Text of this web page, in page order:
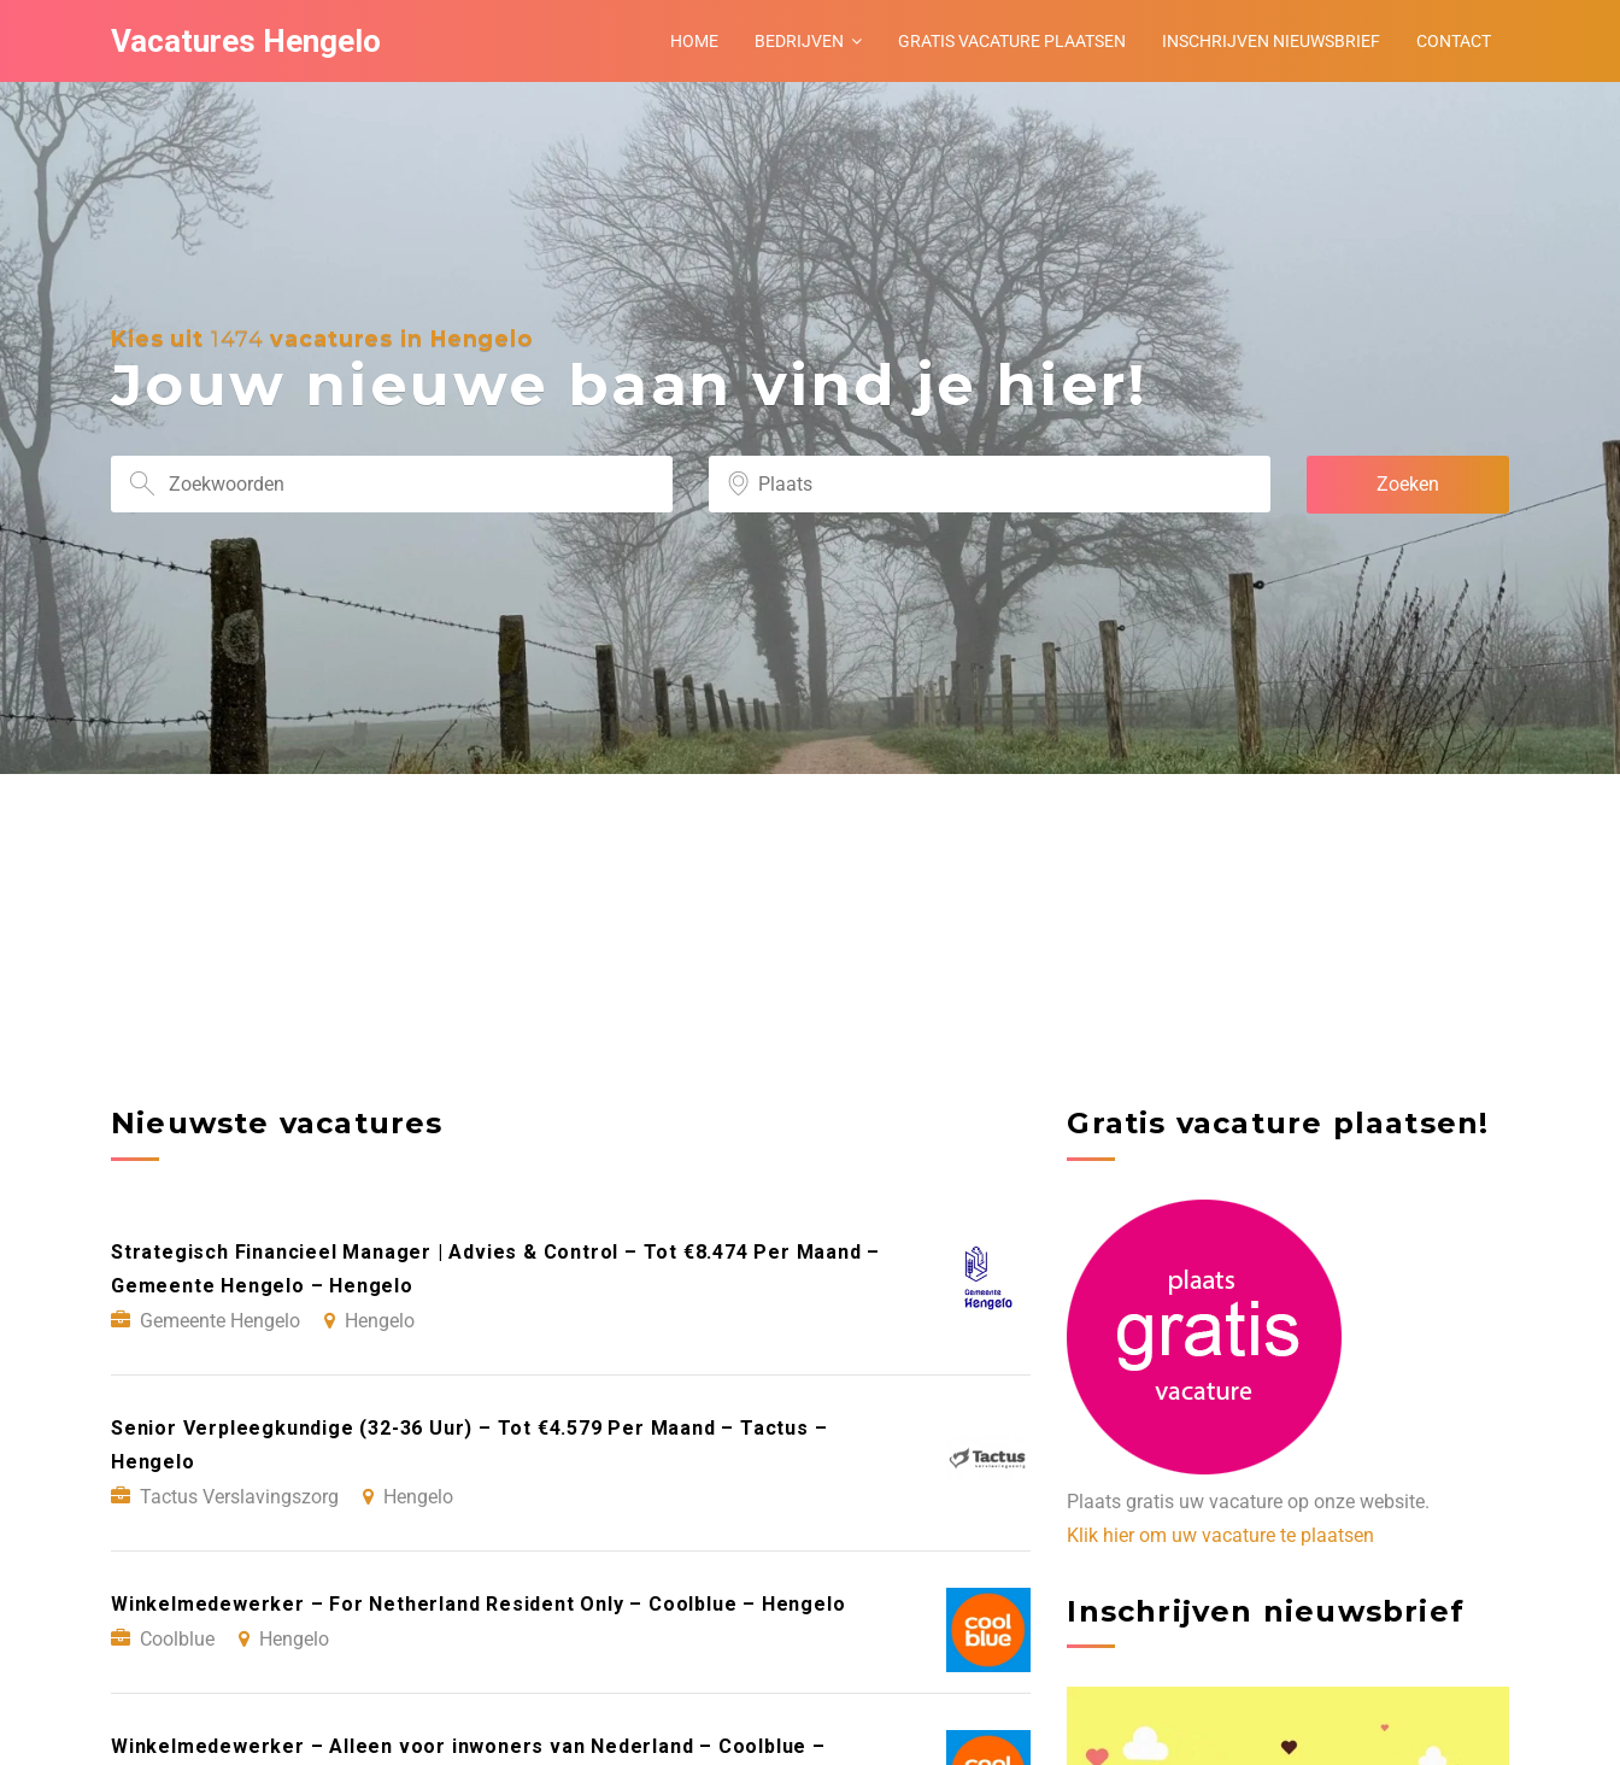
Vacatures Hengelo HOME BEDRIJVEN GRATIS VACATURE PLAATSEN INSCHRIJVEN NIEUWSBRIEF CONTACT
Kies uit 1474 vacatures in Hengelo
Jouw nieuwe baan vind je hier!
Nieuwste vacatures
Strategisch Financieel Manager | Advies & Control – Tot €8.474 Per Maand –
Gemeente Hengelo – Hengelo
Gemeente Hengelo
Hengelo
Senior Verpleegkundige (32-36 Uur) – Tot €4.579 Per Maand – Tactus –
Hengelo
Tactus Verslavingszorg
Hengelo
Winkelmedewerker – For Netherland Resident Only – Coolblue – Hengelo
Coolblue
Hengelo
Winkelmedewerker – Alleen voor inwoners van Nederland – Coolblue –
Gratis vacature plaatsen!
Plaats gratis uw vacature op onze website.
Klik hier om uw vacature te plaatsen
Inschrijven nieuwsbrief